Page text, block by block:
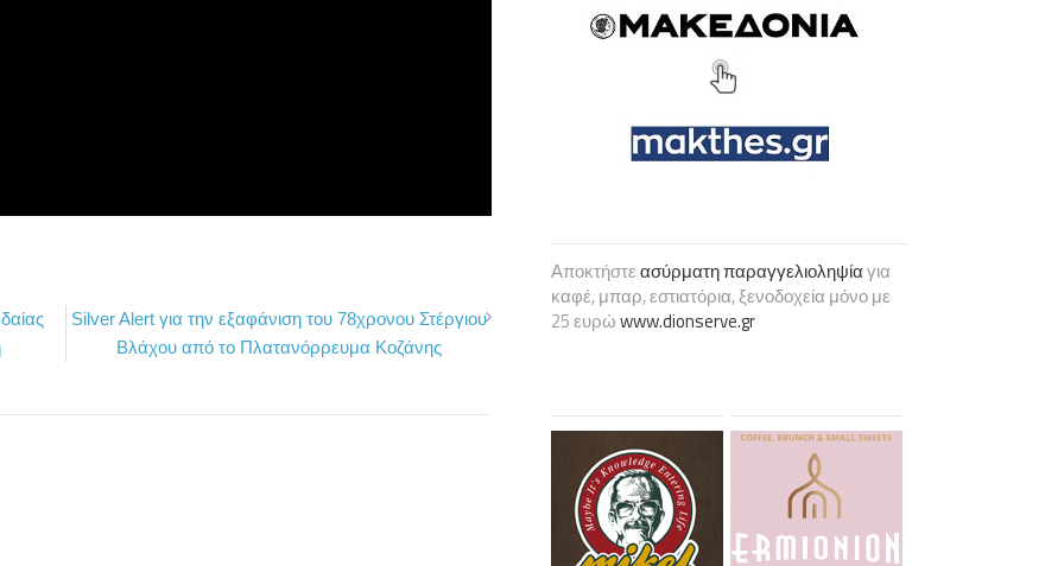
Silver Alert για την εξαφάνιση του 78χρονου Στέργιου
Βλάχου από το Πλατανόρρευμα Κοζάνης
Αποκτήστεασύρματη παραγγελιοληψίαγια
καφέ, μπαρ, εστιατόρια, ξενοδοχεία μόνο με
25 ευρώwww.dionserve.gr